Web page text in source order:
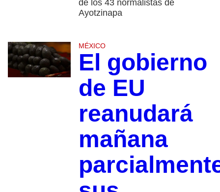
de los 43 normalistas de
Ayotzinapa
MÉXICO
El gobierno
de EU
reanudará
mañana